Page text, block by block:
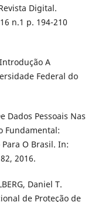
Digital.
n.1 p. 194-210
Introdução A
Federal do
Dados Pessoais Nas
Fundamental:
O Brasil. In:
2016.
Daniel T.
de Proteção de